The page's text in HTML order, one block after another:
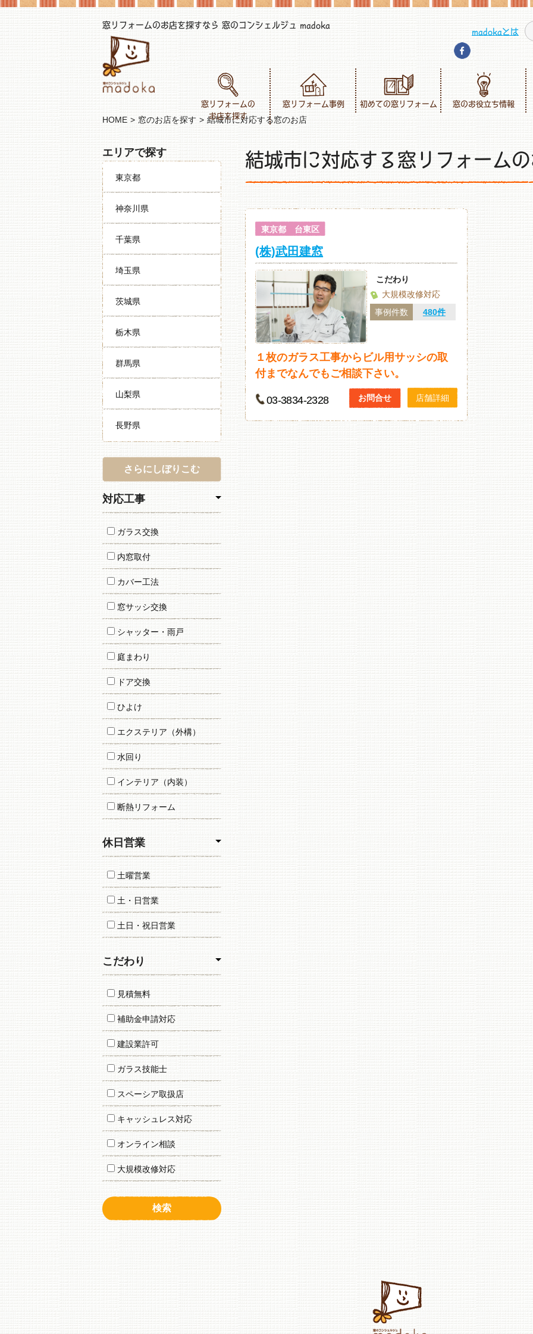
窓リフォームのお店を探すなら 窓のコンシェルジュ madoka madokaとは
窓リフォームの
お店を探す
窓リフォーム事例 初めての窓リフォーム 窓のお役立ち情報
HOME 窓のお店を探す 結城市に対応する窓のお店
エリアで探す
東京都
神奈川県
千葉県
埼玉県
茨城県
栃木県
群馬県
山梨県
長野県
さらにしぼりこむ
対応工事
ガラス交換
内窓取付
カバー工法
窓サッシ交換
シャッター・雨戸
庭まわり
ドア交換
ひよけ
エクステリア（外構）
水回り
インテリア（内装）
断熱リフォーム
休日営業
土曜営業
土・日営業
土日・祝日営業
こだわり
見積無料
補助金申請対応
建設業許可
ガラス技能士
スペーシア取扱店
キャッシュレス対応
オンライン相談
大規模改修対応
結城市に対応する窓リフォーム
東京都 台東区
(株)武田建窓
こだわり
大規模改修対応
事例件数
480件
１枚のガラス工事からビル用サッシの取
付までなんでもご相談下さい。
03-3834-2328 お問合せ 店舗詳細